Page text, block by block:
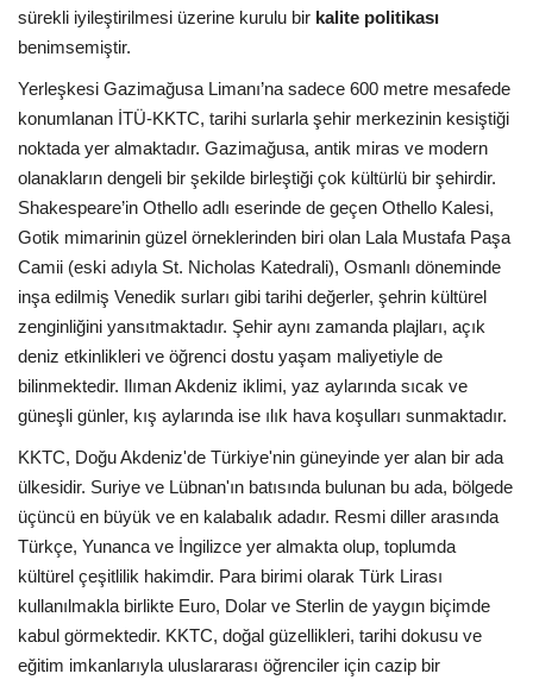
sürekli iyileştirilmesi üzerine kurulu bir kalite politikası
benimsemiştir.
Yerleşkesi Gazimağusa Limanı’na sadece 600 metre mesafede
konumlanan İTÜ-KKTC, tarihi surlarla şehir merkezinin kesiştiği
noktada yer almaktadır. Gazimağusa, antik miras ve modern
olanakların dengeli bir şekilde birleştiği çok kültürlü bir şehirdir.
Shakespeare’in Othello adlı eserinde de geçen Othello Kalesi,
Gotik mimarinin güzel örneklerinden biri olan Lala Mustafa Paşa
Camii (eski adıyla St. Nicholas Katedrali), Osmanlı döneminde
inşa edilmiş Venedik surları gibi tarihi değerler, şehrin kültürel
zenginliğini yansıtmaktadır. Şehir aynı zamanda plajları, açık
deniz etkinlikleri ve öğrenci dostu yaşam maliyetiyle de
bilinmektedir. Ilıman Akdeniz iklimi, yaz aylarında sıcak ve
güneşli günler, kış aylarında ise ılık hava koşulları sunmaktadır.
KKTC, Doğu Akdeniz'de Türkiye'nin güneyinde yer alan bir ada
ülkesidir. Suriye ve Lübnan'ın batısında bulunan bu ada, bölgede
üçüncü en büyük ve en kalabalık adadır. Resmi diller arasında
Türkçe, Yunanca ve İngilizce yer almakta olup, toplumda
kültürel çeşitlilik hakimdir. Para birimi olarak Türk Lirası
kullanılmakla birlikte Euro, Dolar ve Sterlin de yaygın biçimde
kabul görmektedir. KKTC, doğal güzellikleri, tarihi dokusu ve
eğitim imkanlarıyla uluslararası öğrenciler için cazip bir